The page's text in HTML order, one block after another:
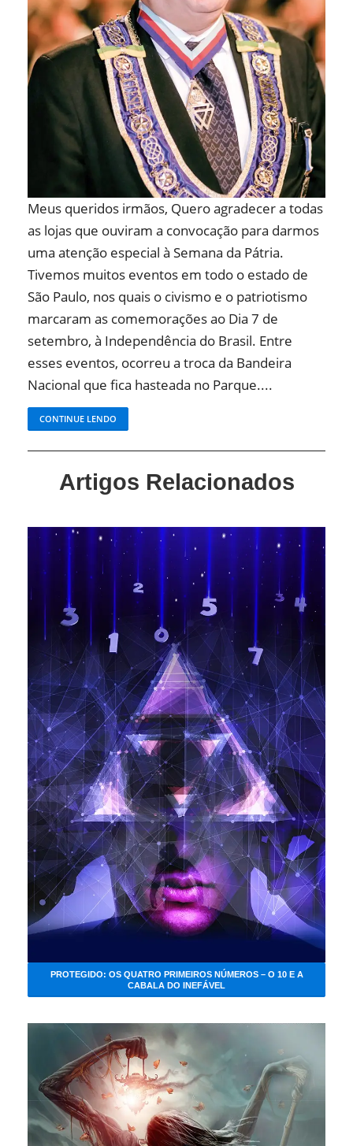
Meus queridos irmãos, Quero agradecer a todas
as lojas que ouviram a convocação para darmos
uma atenção especial à Semana da Pátria.
Tivemos muitos eventos em todo o estado de
São Paulo, nos quais o civismo e o patriotismo
marcaram as comemorações ao Dia 7 de
setembro, à Independência do Brasil. Entre
esses eventos, ocorreu a troca da Bandeira
Nacional que fica hasteada no Parque....
CONTINUE LENDO
Artigos Relacionados
PROTEGIDO: OS QUATRO PRIMEIROS NÚMEROS – O 10 E A
CABALA DO INEFÁVEL